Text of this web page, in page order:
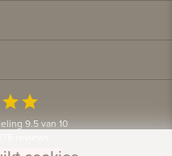
starstar
9.5 van 10